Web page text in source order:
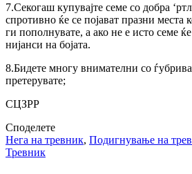
7.Секогаш купувајте семе со добра
спротивно ќе се појават празни места
ги пополнувате, а ако не е исто семе
нијанси на бојата.
8.Бидете многу внимателни со
претерувате;
СЦЗРР
Споделете
Нега на тревник, Подигнување на
Тревник